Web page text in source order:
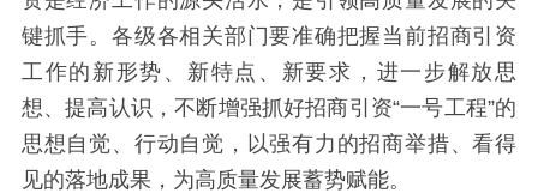
键抓手。各级各相关部门要准确把握当前招商引资
工作的新形势、新特点、新要求，进一步解放思
想、提高认识，不断增强抓好招商引资“一号工程”的
思想自觉、行动自觉，以强有力的招商举措、看得
见的落地成果，为高质量发展蓄势赋能。